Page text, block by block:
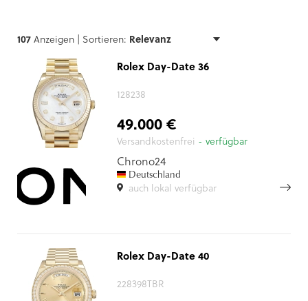
107Anzeigen | Sortieren:
Rolex Day-Date 36
128238
49.000 €
Versandkostenfrei - verfügbar
Chrono24
Deutschland
auch lokal verfügbar
Rolex Day-Date 40
228398TBR